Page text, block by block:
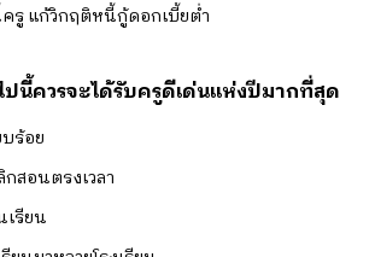
รู แก้วิกฤติหนี้กู้ดอกเบี้ยต่ำ
นี้ควรจะได้รับครูดีเด่นแห่งปีมากที่สุด
ร้อย
กสอนตรงเวลา
รียน